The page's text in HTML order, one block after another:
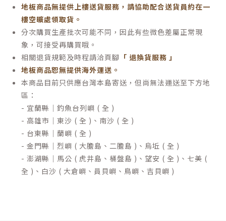
地板商品無提供上樓送貨服務，請協助配合送貨員約在一
樓空曠處領取貨。
分次購買生產批次可能不同，因此有些微色差屬正常現
象，可接受再購買哦。
相關退貨規範及時程請洽頁腳 「 退換貨服務 」
地板商品恕無提供海外運送。
本商品目前只供應台灣本島寄送，但尚無法運送至下方地
區：
- 宜蘭縣｜釣魚台列嶼 ( 全 )
- 高雄市｜東沙 ( 全 )、南沙 ( 全 )
- 台東縣｜蘭嶼 ( 全 )
- 金門縣｜烈嶼 ( 大膽島、二膽島 )、烏坵 ( 全 )
- 澎湖縣｜馬公 ( 虎井島、桶盤島 )、望安 ( 全 )、七美 (
全 )、白沙 ( 大倉嶼、員貝嶼、鳥嶼、吉貝嶼 )